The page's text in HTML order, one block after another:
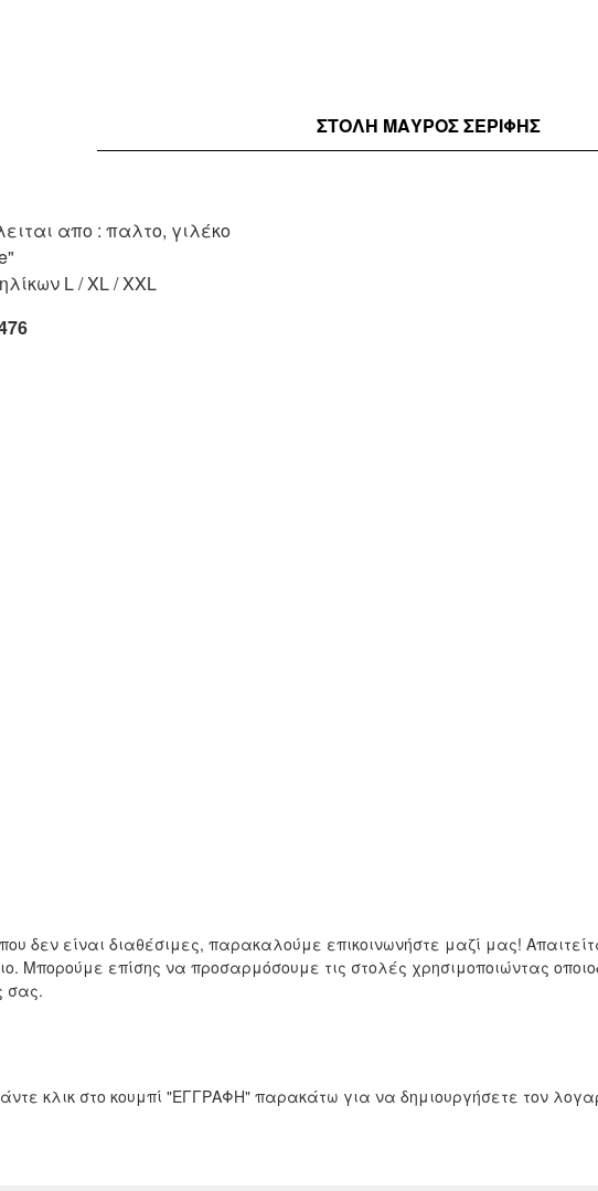
ΣΤΟΛΉ ΜΑΥΡΟΣ ΣΕΡΙΦΗΣ
απο : παλτο, γιλέκο
L / XL / XXL
δεν είναι διαθέσιμες, παρακαλούμε επικοινωνήστε μαζί μας!
Μπορούμε επίσης να προσαρμόσουμε τις στολές χρησιμοποιώντας
σας.
κλικ στο κουμπί "ΕΓΓΡΑΦΗ" παρακάτω για να δημιουργήσετε τον